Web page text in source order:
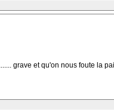
grave et qu'on nous foute la